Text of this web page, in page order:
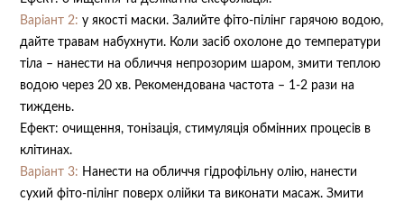
Варіант 2:у якості маски. Залийте фіто-пілінг гарячою водою,
дайте травам набухнути. Коли засіб охолоне до температури
тіла – нанести на обличчя непрозорим шаром, змити теплою
водою через 20 хв. Рекомендована частота – 1-2 рази на
тиждень.
Ефект: очищення, тонізація, стимуляція обмінних процесів в
клітинах.
Варіант 3: Нанести на обличчя гідрофільну олію, нанести
сухий фіто-пілінг поверх олійки та виконати масаж. Змити